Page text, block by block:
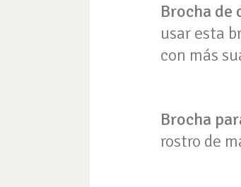
Brocha de
usar esta
con más
Brocha
rostro de